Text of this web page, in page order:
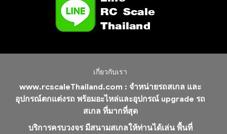
เกี่ยวกับเรา
www.rcscaleThailand.com : จำหน่ายรถสเกล และ
อุปกรณ์ตกแต่งรถ พร้อมอะไหล่และอุปกรณ์ upgrade รถ
สเกล ที่มากที่สุด
บริการครบวงจร มีสนามสเกลให้ท่านได้เล่น พื้นที่